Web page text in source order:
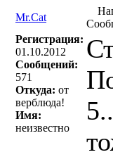
Mr.Cat
Регистрация:
01.10.2012
Сообщений:
571
Откуда: от
верблюда!
Имя:
неизвестно